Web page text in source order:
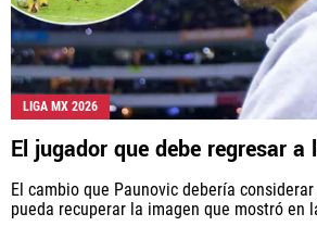
LIGA MX 2026
El jugador que debe regresar
El cambio que Paunovic debería
pueda recuperar la imagen que mostró en